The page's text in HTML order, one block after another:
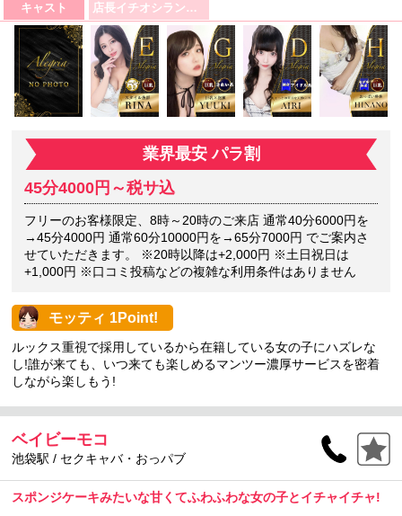
キャスト 店長イチオシランキング！
業界最安 パラ割
45分4000円～税サ込
フリーのお客様限定、8時～20時のご来店 通常40分6000円を
→45分4000円 通常60分10000円を→65分7000円 でご案内さ
せていただきます。 ※20時以降は+2,000円 ※土日祝日は
+1,000円 ※口コミ投稿などの複雑な利用条件はありません
モッティ 1Point!
ルックス重視で採用しているから在籍している女の子にハズレな
し!誰が来ても、いつ来ても楽しめるマンツー濃厚サービスを密着
しながら楽しもう!
ベイビーモコ
池袋駅 / セクキャバ・おっパブ
スポンジケーキみたいな甘くてふわふわな女の子とイチャイチャ!